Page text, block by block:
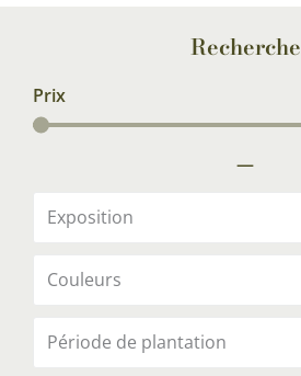
Recherche
Prix
—
Exposition
Couleurs
Période de plantation